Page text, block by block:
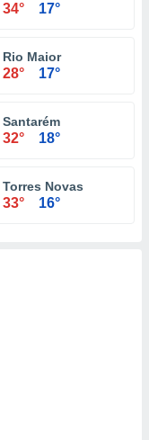
34° 17°
Rio Maior
28° 17°
Santarém
32° 18°
Torres Novas
33° 16°